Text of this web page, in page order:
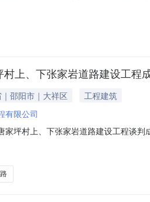
、邀请供应商的情况1、供应商产生
上、下张家岩道路建设工程
邵阳市｜大祥区
工程建筑
有限公司
家坪村上、下张家岩道路建设工程谈
2019CG-052三、邀请供应商的情况1